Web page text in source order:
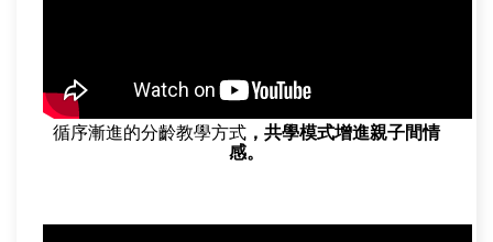
循序漸進的分齡教學方式 ，共學模式增進親子間情
感。